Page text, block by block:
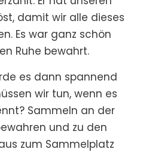
damit wir alle dieses
Es war ganz schön
Ruhe bewahrt.
es dann spannend
wir tun, wenn es
Sammeln an der
und zu den
zum Sammelplatz